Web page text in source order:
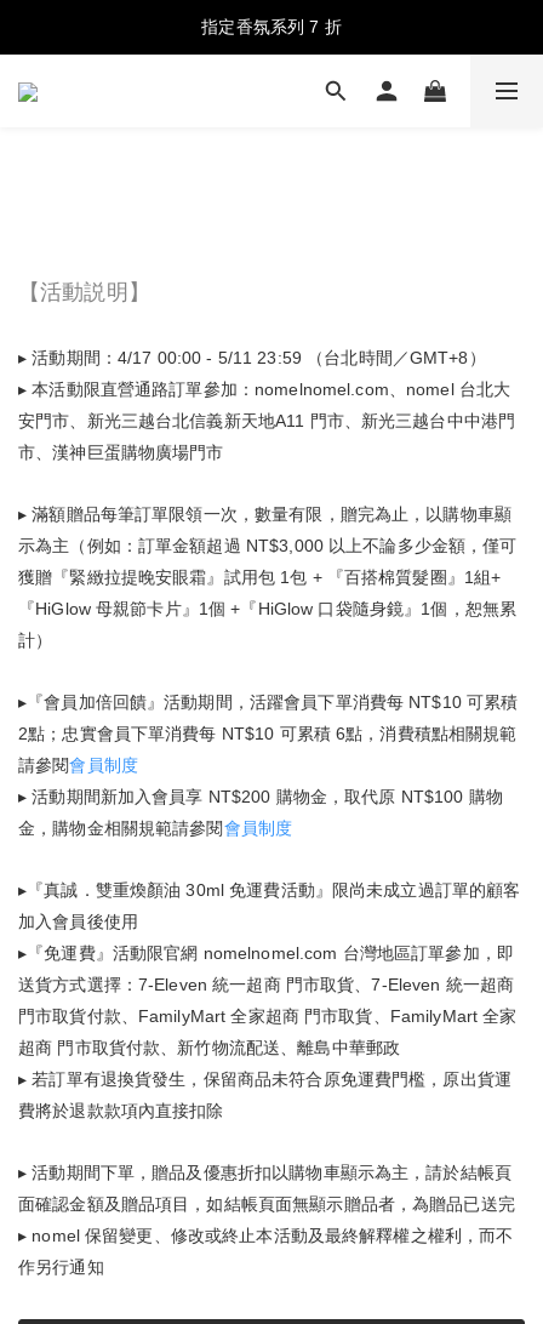
註冊新會員送 NT$100 購物金，首購享結帳再 9 折
指定香氛系列 7 折
台灣地區消費滿 NT$2,000 免運費
【活動説明】
▸ 活動期間：4/17 00:00 - 5/11 23:59 （台北時間／GMT+8）
▸ 本活動限直營通路訂單參加：nomelnomel.com、nomel 台北大
安門市、新光三越台北信義新天地A11 門市、新光三越台中中港門
市、漢神巨蛋購物廣場門市
▸ 滿額贈品每筆訂單限領一次，數量有限，贈完為止，以購物車顯
示為主（例如：訂單金額超過 NT$3,000 以上不論多少金額，僅可
獲贈『緊緻拉提晚安眼霜』試用包 1包 + 『百搭棉質髮圈』1組+
『HiGlow 母親節卡片』1個 +『HiGlow 口袋隨身鏡』1個，恕無累
計）
▸『會員加倍回饋』活動期間，活躍會員下單消費每 NT$10 可累積
2點；忠實會員下單消費每 NT$10 可累積 6點，消費積點相關規範
請參閱會員制度
▸ 活動期間新加入會員享 NT$200 購物金，取代原 NT$100 購物
金，購物金相關規範請參閱會員制度
▸『真誠．雙重煥顏油 30ml 免運費活動』限尚未成立過訂單的顧客
加入會員後使用
▸『免運費』活動限官網 nomelnomel.com 台灣地區訂單參加，即
送貨方式選擇：7-Eleven 統一超商 門市取貨、7-Eleven 統一超商
門市取貨付款、FamilyMart 全家超商 門市取貨、FamilyMart 全家
超商 門市取貨付款、新竹物流配送、離島中華郵政
▸ 若訂單有退換貨發生，保留商品未符合原免運費門檻，原出貨運
費將於退款款項內直接扣除
▸ 活動期間下單，贈品及優惠折扣以購物車顯示為主，請於結帳頁
面確認金額及贈品項目，如結帳頁面無顯示贈品者，為贈品已送完
▸ nomel 保留變更、修改或終止本活動及最終解釋權之權利，而不
作另行通知